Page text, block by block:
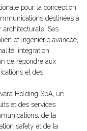
pour la conception
destinées à
Ses
et ingénierie avancée,
intégration
de répondre aux
et des
Holding SpA, un
et des services
de la
safety et de la